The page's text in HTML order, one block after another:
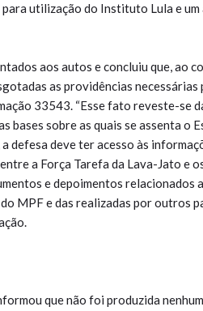
utilização do Instituto Lula e
aos autos e concluiu que, ao
as providências
33543. “Esse fato reveste-se
bases sobre as quais se assenta o
defesa deve ter acesso às
a Força Tarefa da Lava-Jato e
e depoimentos relacionados
MPF e das realizadas por outros
que não foi produzida